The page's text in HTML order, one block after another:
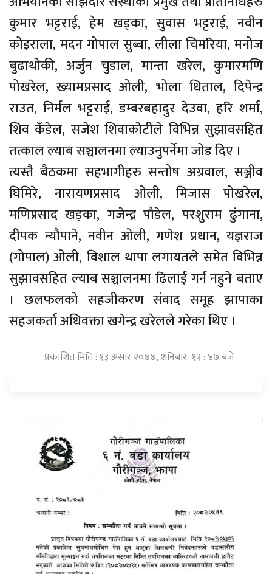
कुमार भट्टराई, हेम खड्का, सुवास भट्टराई, नवीन
कोइराला, मदन गोपाल सुब्बा, लीला चिमरिया, मनोज
बुढाथोकी, अर्जुन चुडाल, मान्ता खरेल, कुमारमणि
पोखरेल, ख्यामप्रसाद ओली, भोला धिताल, दिपेन्द्र
राउत, निर्मल भट्टराई, डम्बरबहादुर देउवा, हरि शर्मा,
शिव कँडेल, सजेश शिवाकोटीले विभिन्न सुझावसहित
तत्काल ल्याब सञ्चालनमा ल्याउनुपर्नेमा जोड दिए ।
त्यस्तै बैठकमा सहभागीहरु सन्तोष अग्रवाल, सञ्जीव
घिमिरे, नारायणप्रसाद ओली, मिजास पोखरेल,
मणिप्रसाद खड्का, गजेन्द्र पौडेल, परशुराम ढुंगाना,
दीपक न्यौपाने, नवीन ओली, गणेश प्रधान, यज्ञराज
(गोपाल) ओली, विशाल थापा लगायतले समेत विभिन्न
सुझावसहित ल्याब सञ्चालनमा ढिलाई गर्न नहुने बताए
। छलफलको सहजीकरण संवाद समूह झापाका
सहजकर्ता अधिवक्ता खगेन्द्र खरेलले गरेका थिए ।
प्रकाशित मिति : १३ असार २०७७, शनिबार १२ : ४७ बजे